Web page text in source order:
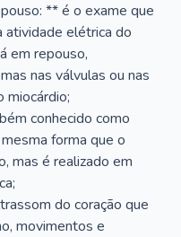
** é o exame que
atividade elétrica do
em repouso,
nas válvulas ou nas
miocárdio;
conhecido como
forma que o
mas é realizado em
do coração que
movimentos e